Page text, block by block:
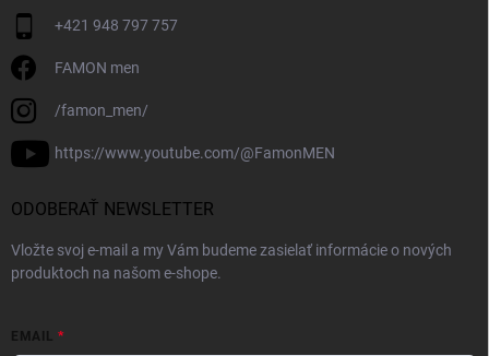
+421 948 797 757
FAMON men
/famon_men/
https://www.youtube.com/@FamonMEN
ODOBERAŤ NEWSLETTER
Vložte svoj e-mail a my Vám budeme zasielať informácie o nových
produktoch na našom e-shope.
EMAIL